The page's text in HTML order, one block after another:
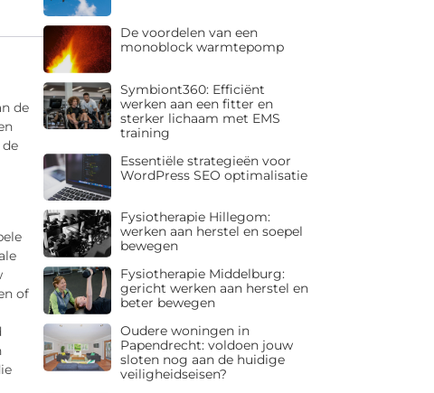
de
of
De voordelen van een
monoblock warmtepomp
Symbiont360: Efficiënt
werken aan een fitter en
sterker lichaam met EMS
training
Essentiële strategieën voor
WordPress SEO optimalisatie
Fysiotherapie Hillegom:
werken aan herstel en soepel
bewegen
Fysiotherapie Middelburg:
gericht werken aan herstel en
beter bewegen
Oudere woningen in
Papendrecht: voldoen jouw
sloten nog aan de huidige
veiligheidseisen?